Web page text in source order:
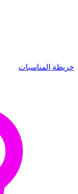
خريطة المناسبات